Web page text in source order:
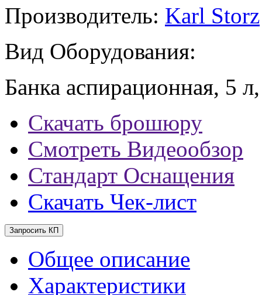
Производитель: Karl Storz
Вид Оборудования:
Банка аспирационная, 5
Скачать брошюру
Смотреть Видеообзор
Стандарт Оснащения
Скачать Чек-лист
Запросить КП
Общее описание
Характеристики